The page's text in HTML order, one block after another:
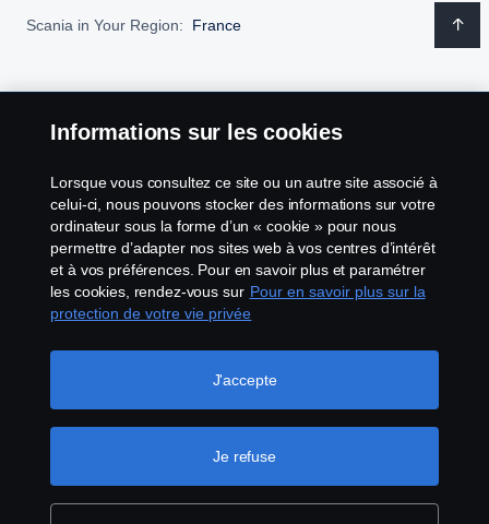
Scania in Your Region: France
Mentions légales
Déclaration de confidentialité
Termes et conditions
Contactez-nous
Lanceurs d’alerte
Politique de cookies
Configuration des cookies
Informations sur les cookies
Lorsque vous consultez ce site ou un autre site associé à
celui-ci, nous pouvons stocker des informations sur votre
ordinateur sous la forme d’un « cookie » pour nous
permettre d’adapter nos sites web à vos centres d’intérêt
et à vos préférences. Pour en savoir plus et paramétrer
les cookies, rendez-vous sur Pour en savoir plus sur la
protection de votre vie privée
Je refuse
J'accepte